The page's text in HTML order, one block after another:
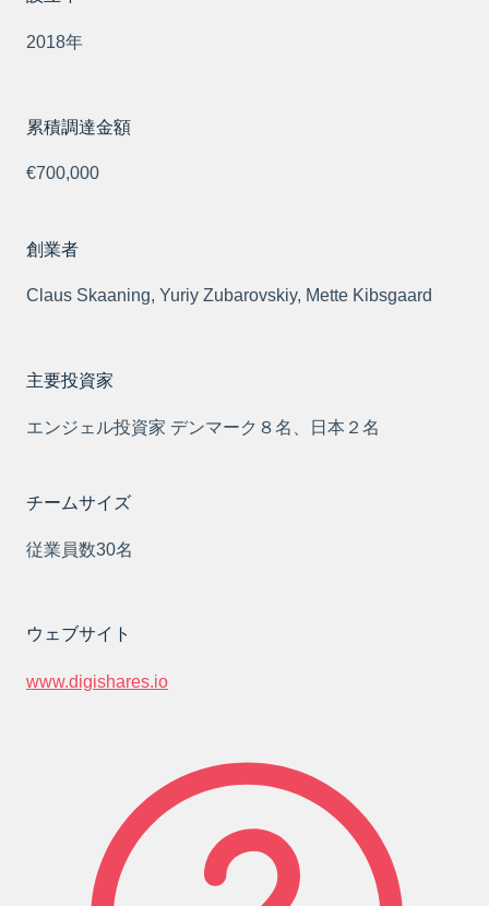
2018年
累積調達金額
€700,000
創業者
Claus Skaaning, Yuriy Zubarovskiy, Mette Kibsgaard
主要投資家
エンジェル投資家 デンマーク８名、日本２名
チームサイズ
従業員数30名
ウェブサイト
www.digishares.io